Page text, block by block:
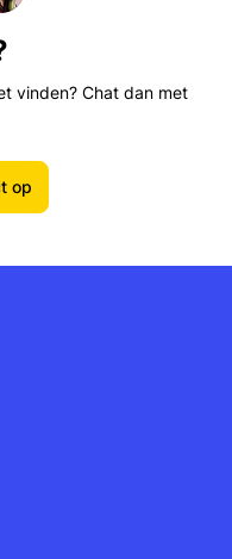
vinden? Chat dan met
op